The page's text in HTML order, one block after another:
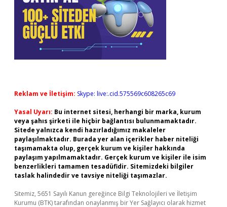
Reklam ve İletişim: Skype: live:.cid.575569c608265c69
Yasal Uyarı: Bu internet sitesi, herhangi bir marka, kurum
veya şahıs şirketi ile hiçbir bağlantısı bulunmamaktadır.
Sitede yalnızca kendi hazırladığımız makaleler
paylaşılmaktadır. Burada yer alan içerikler haber niteliği
taşımamakta olup, gerçek kurum ve kişiler hakkında
paylaşım yapılmamaktadır. Gerçek kurum ve kişiler ile isim
benzerlikleri tamamen tesadüfidir. Sitemizdeki bilgiler
taslak halindedir ve tavsiye niteliği taşımazlar.
Sitemiz, 5651 Sayılı Kanun gereğince Bilgi Teknolojileri ve İletişim
Kurumu (BTK) tarafından onaylanmış bir Yer Sağlayıcı olarak hizmet